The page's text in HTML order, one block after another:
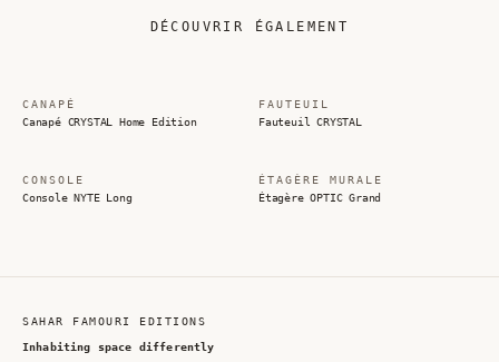
DÉCOUVRIR ÉGALEMENT
CANAPÉ
Canapé CRYSTAL Home Edition
FAUTEUIL
Fauteuil CRYSTAL
CONSOLE
Console NYTE Long
ÉTAGÈRE MURALE
Étagère OPTIC Grand
SAHAR FAMOURI EDITIONS
Inhabiting space differently